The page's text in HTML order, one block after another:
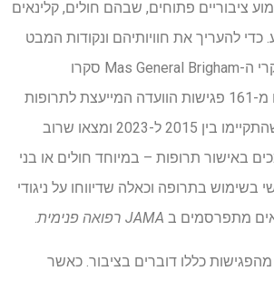
ציבוריים פתוחים, שבהם חולים, קלינאים
כדי להעריך את חוויותיהם ונקודות המבט
של דוברי הציבור, חוקרי ה-Mas General Brigham סקרו
פרוטוקולים ותמלילים מ-161 פגישות הוועדה המייעצת לתרופות
אנושיות של ה-FDA שהתקיימו בין 2015 ל-2023 ומצאו שרוב
באישור תרופות – במיוחד חולים או בני
בשימוש בתרופה וכאלה שדיווחו על ניגודי
JAMA רפואה פנימית .
המחקר מצא כי 96% מהפגישות כללו דוברים בציבור. כאשר